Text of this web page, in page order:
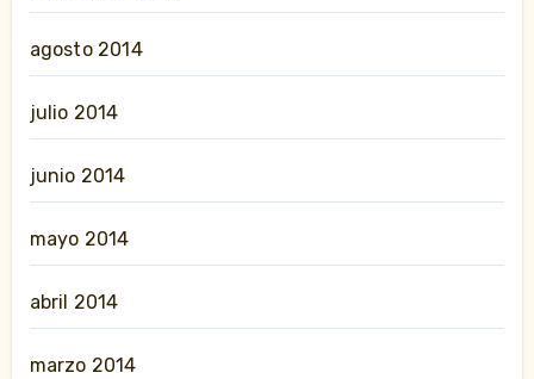
agosto 2014
julio 2014
junio 2014
mayo 2014
abril 2014
marzo 2014